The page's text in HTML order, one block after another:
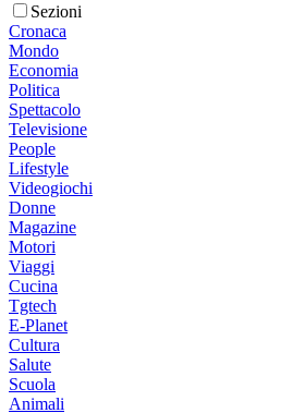
Sezioni
Cronaca
Mondo
Economia
Politica
Spettacolo
Televisione
People
Lifestyle
Videogiochi
Donne
Magazine
Motori
Viaggi
Cucina
Tgtech
E-Planet
Cultura
Salute
Scuola
Animali